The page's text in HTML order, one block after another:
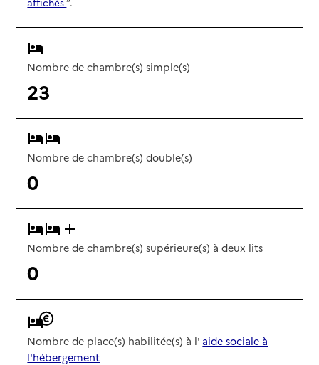
Nombre de chambre(s) simple(s)
23
Nombre de chambre(s) double(s)
0
Nombre de chambre(s) supérieure(s) à deux lits
0
Nombre de place(s) habilitée(s) à l' aide sociale à
l'hébergement